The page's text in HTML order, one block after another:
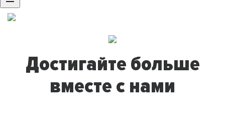
Достигайте больше
вместе с нами